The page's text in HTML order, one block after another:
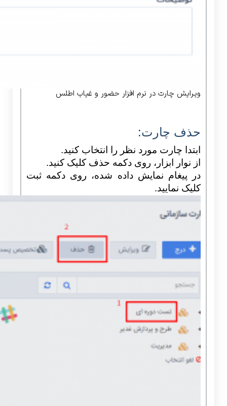
ویرایش چارت در نرم افزار حضور و غیاب اطلس
حذف چارت:
ابتدا چارت مورد نظر را انتخاب کنید.
از نوار ابزار، روی دکمه حذف کلیک کنید.
در پیغام نمایش داده شده، روی دکمه ثبت
کلیک نمایید.